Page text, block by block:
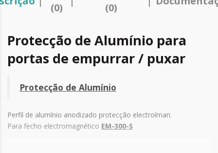
(0)
(0)
Protecção de Alumínio para
portas de empurrar / puxar
Protecção de Alumínio
Perfil de alumínio anodizado protecção electroíman.
Para fecho electromagnético EM-300-S